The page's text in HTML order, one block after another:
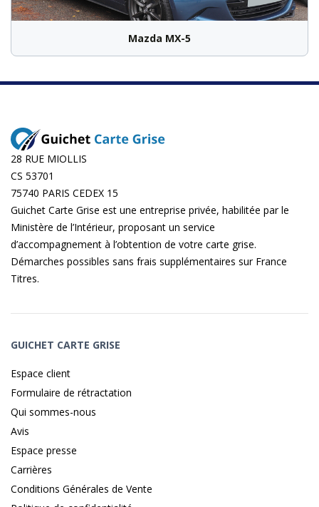
Mazda MX-5
28 RUE MIOLLIS
CS 53701
75740 PARIS CEDEX 15
Guichet Carte Grise est une entreprise privée, habilitée par le
Ministère de l’Intérieur, proposant un service
d’accompagnement à l’obtention de votre carte grise.
Démarches possibles sans frais supplémentaires sur France
Titres.
GUICHET CARTE GRISE
Espace client
Formulaire de rétractation
Qui sommes-nous
Avis
Espace presse
Carrières
Conditions Générales de Vente